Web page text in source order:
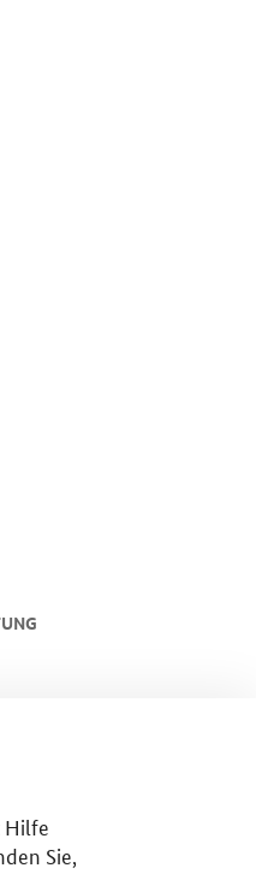
Hilfe
Sie,